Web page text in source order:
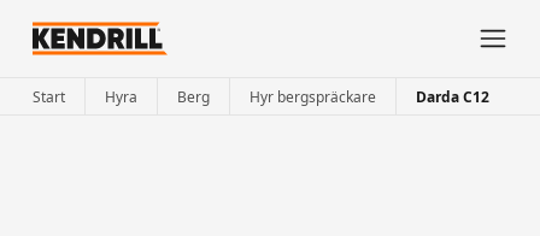
Start Hyra Berg Hyr bergspräckare Darda C12